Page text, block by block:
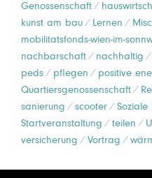
Genossenschaft
kunst am bau
Lernen
mobilitatsfonds-wien-im-
nachbarschaft
nachhaltig
peds
pflegen
positive
Quartiersgenossenschaft
sanierung
scooter
Startveranstaltung
teilen
versicherung
Vortrag